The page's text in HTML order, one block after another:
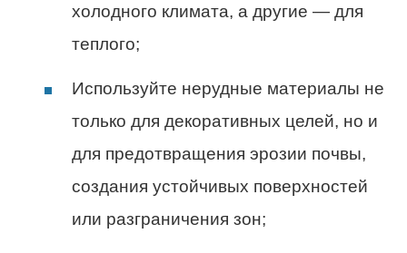
холодного климата, а другие — для
теплого;
Используйте нерудные материалы не
только для декоративных целей, но и
для предотвращения эрозии почвы,
создания устойчивых поверхностей
или разграничения зон;